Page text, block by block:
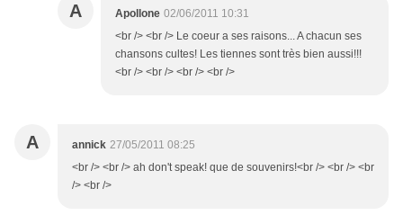
A Apollone 02/06/2011 10:31
<br /> <br /> Le coeur a ses raisons... A chacun ses
chansons cultes! Les tiennes sont très bien aussi!!!
<br /> <br /> <br /> <br />
A annick 27/05/2011 08:25
<br /> <br /> ah don't speak! que de souvenirs!<br /> <br /> <br
/> <br />